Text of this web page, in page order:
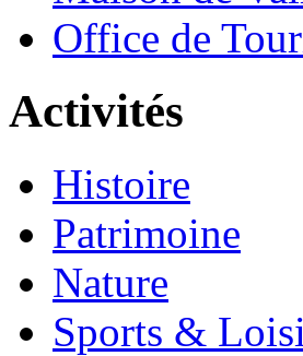
Office de
Activités
Histoire
Patrimoine
Nature
Sports &